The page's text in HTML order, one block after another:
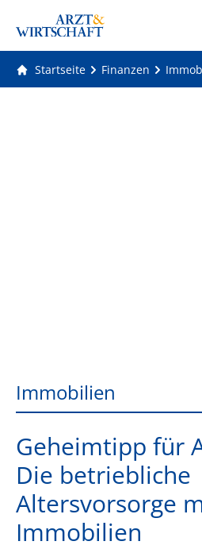
Startseite Finanzen
Immobilien
Geheimtipp für
Die betriebliche
Altersvorsorge
Immobilien